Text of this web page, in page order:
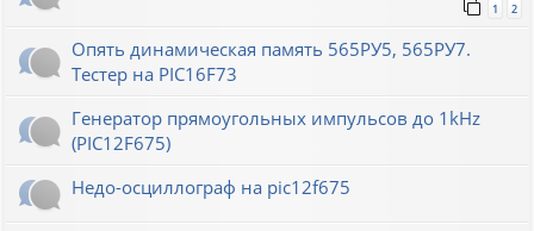
1 2
Опять динамическая память 565РУ5, 565РУ7.
Тестер на PIC16F73
Генератор прямоугольных импульсов до 1kHz
(PIC12F675)
Недо-осциллограф на pic12f675